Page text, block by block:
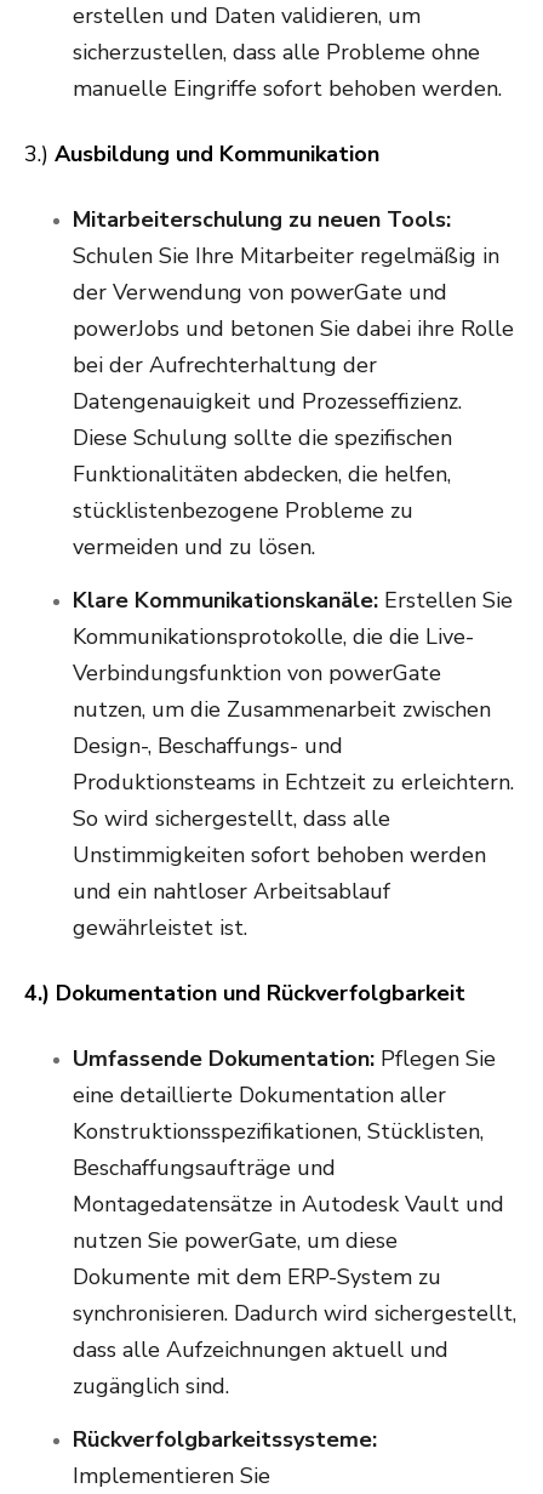
erstellen und Daten validieren, um
sicherzustellen, dass alle Probleme ohne
manuelle Eingriffe sofort behoben werden.
3.) Ausbildung und Kommunikation
Mitarbeiterschulung zu neuen Tools:
Schulen Sie Ihre Mitarbeiter regelmäßig in
der Verwendung von powerGate und
powerJobs und betonen Sie dabei ihre Rolle
bei der Aufrechterhaltung der
Datengenauigkeit und Prozesseffizienz.
Diese Schulung sollte die spezifischen
Funktionalitäten abdecken, die helfen,
stücklistenbezogene Probleme zu
vermeiden und zu lösen.
Klare Kommunikationskanäle: Erstellen Sie
Kommunikationsprotokolle, die die Live-
Verbindungsfunktion von powerGate
nutzen, um die Zusammenarbeit zwischen
Design-, Beschaffungs- und
Produktionsteams in Echtzeit zu erleichtern.
So wird sichergestellt, dass alle
Unstimmigkeiten sofort behoben werden
und ein nahtloser Arbeitsablauf
gewährleistet ist.
4.) Dokumentation und Rückverfolgbarkeit
Umfassende Dokumentation: Pflegen Sie
eine detaillierte Dokumentation aller
Konstruktionsspezifikationen, Stücklisten,
Beschaffungsaufträge und
Montagedatensätze in Autodesk Vault und
nutzen Sie powerGate, um diese
Dokumente mit dem ERP-System zu
synchronisieren. Dadurch wird sichergestellt,
dass alle Aufzeichnungen aktuell und
zugänglich sind.
Rückverfolgbarkeitssysteme:
Implementieren Sie